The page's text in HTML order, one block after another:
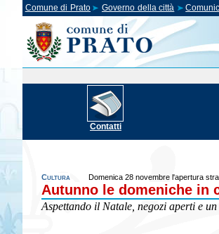
Comune di Prato Governo della città
Contatti
Cultura Domenica 28 novembre l'apertura
Autunno le domeniche in
Aspettando il Natale, negozi aperti e